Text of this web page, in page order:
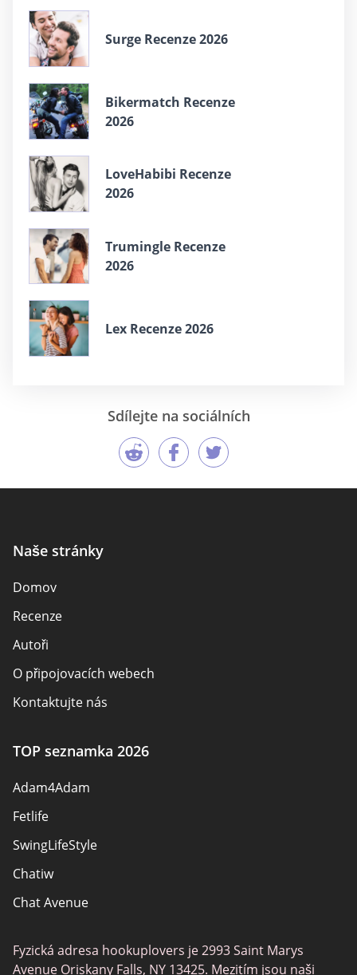
Surge Recenze 2026
Bikermatch Recenze
2026
LoveHabibi Recenze
2026
Trumingle Recenze
2026
Lex Recenze 2026
Sdílejte na sociálních
Naše stránky
Domov
Recenze
Autoři
O připojovacích webech
Kontaktujte nás
Se stát partnerem
Mapa stránek
TOP seznamka 2026
Adam4Adam
Fetlife
SwingLifeStyle
Chatiw
Chat Avenue
Flingster
Fyzická adresa hookuplovers je 2993 Saint Marys
Avenue Oriskany Falls, NY 13425. Mezitím jsou naši